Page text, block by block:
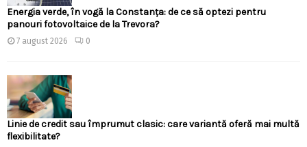
Energia verde, în vogă la Constanța: de ce să optezi pentru
panouri fotovoltaice de la Trevora?
7 august 2026 0
Linie de credit sau împrumut clasic: care variantă oferă mai multă
flexibilitate?